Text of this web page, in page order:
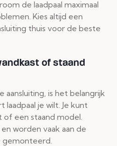
de laadpaal maximaal
Kies altijd een
thuis voor de beste
of staand
aansluiting, is het belangrijk
je wilt. Je kunt
een staand model.
worden vaak aan de
gemonteerd.